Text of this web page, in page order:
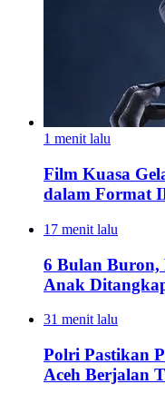
1 menit lalu
Film Kuasa
dalam Format
17 menit lalu
6 Bulan Buron,
Anak
31 menit lalu
Polri Pastikan
Aceh Berjalan